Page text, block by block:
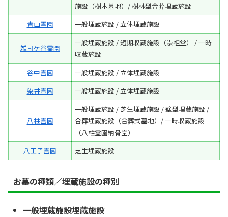
施設（樹木墓地）/ 樹林型合葬埋蔵施設
青山霊園
一般埋蔵施設 / 立体埋蔵施設
雑司ケ谷霊園
一般埋蔵施設 / 短期収蔵施設（崇祖堂） / 一時
収蔵施設
谷中霊園
一般埋蔵施設 / 立体埋蔵施設
染井霊園
一般埋蔵施設 / 立体埋蔵施設
八柱霊園
一般埋蔵施設 / 芝生埋蔵施設 / 壁型埋蔵施設 /
合葬埋蔵施設（合葬式墓地）/ 一時収蔵施設
（八柱霊園納骨堂）
八王子霊園
芝生埋蔵施設
お墓の種類／埋蔵施設の種別
一般埋蔵施設埋蔵施設